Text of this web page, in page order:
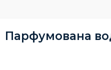
Парфумована